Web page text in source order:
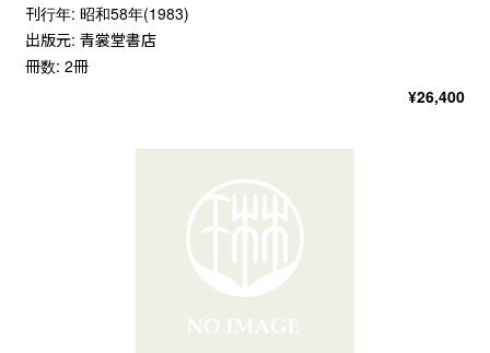
刊行年: 昭和58年(1983)
出版元: 青裳堂書店
冊数: 2冊
¥26,400